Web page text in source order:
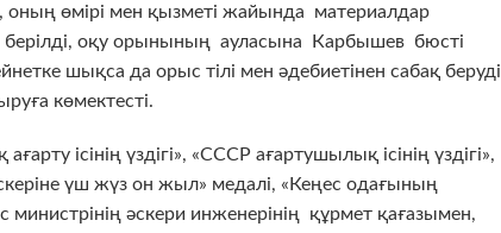
өмірі мен қызметі жайында материалдар
оқу орынының ауласына Карбышев бюсті
шықса да орыс тілі мен әдебиетінен сабақ беруді
көмектесті.
ісінің үздігі», «СССР ағартушылық ісінің үздігі»,
үш жүз он жыл» медалі, «Кеңес одағының
әскери инженерінің құрмет қағазымен,